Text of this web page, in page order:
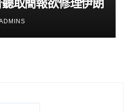
取簡報欲修理伊朗